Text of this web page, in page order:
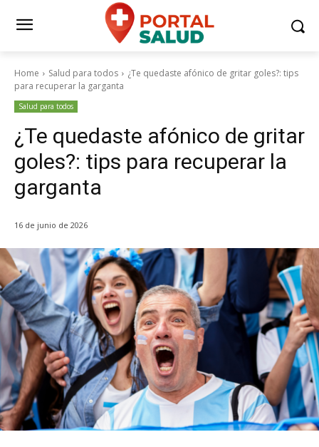
Home Salud para todos
¿Te quedaste afónico de gritar goles?: tips
para recuperar la garganta
Salud para todos
¿Te quedaste afónico de gritar
goles?: tips para recuperar la
garganta
16 de junio de 2026